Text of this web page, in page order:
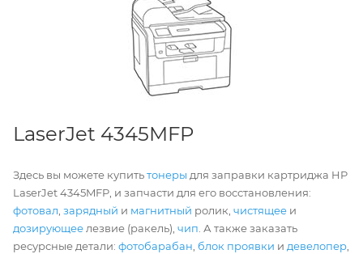
LaserJet 4345MFP
Здесь вы можете купитьтонеры для заправки картриджа HP
LaserJet 4345MFP, и запчасти для его восстановления:
фотовал зарядный и магнитный ролик, чистящее и
дозирующее лезвие (ракель), чип . А также заказать
ресурсные детали: фотобарабан блок проявки и девелопер